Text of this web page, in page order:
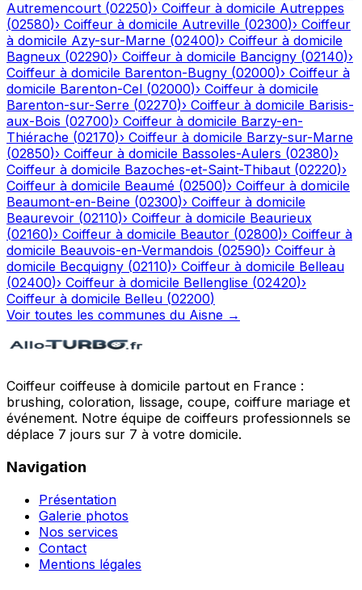
Autremencourt (02250)› Coiffeur à domicile Autreppes
(02580)› Coiffeur à domicile Autreville (02300)› Coiffeur
à domicile Azy-sur-Marne (02400)› Coiffeur à domicile
Bagneux (02290)› Coiffeur à domicile Bancigny (02140)›
Coiffeur à domicile Barenton-Bugny (02000)› Coiffeur à
domicile Barenton-Cel (02000)› Coiffeur à domicile
Barenton-sur-Serre (02270)› Coiffeur à domicile Barisis-
aux-Bois (02700)› Coiffeur à domicile Barzy-en-
Thiérache (02170)› Coiffeur à domicile Barzy-sur-Marne
(02850)› Coiffeur à domicile Bassoles-Aulers (02380)›
Coiffeur à domicile Bazoches-et-Saint-Thibaut (02220)›
Coiffeur à domicile Beaumé (02500)› Coiffeur à domicile
Beaumont-en-Beine (02300)› Coiffeur à domicile
Beaurevoir (02110)› Coiffeur à domicile Beaurieux
(02160)› Coiffeur à domicile Beautor (02800)› Coiffeur à
domicile Beauvois-en-Vermandois (02590)› Coiffeur à
domicile Becquigny (02110)› Coiffeur à domicile Belleau
(02400)› Coiffeur à domicile Bellenglise (02420)›
Coiffeur à domicile Belleu (02200)
Voir toutes les communes du Aisne →
Coiffeur coiffeuse à domicile partout en France :
brushing, coloration, lissage, coupe, coiffure mariage et
événement. Notre équipe de coiffeurs professionnels se
déplace 7 jours sur 7 à votre domicile.
Navigation
Présentation
Galerie photos
Nos services
Contact
Mentions légales